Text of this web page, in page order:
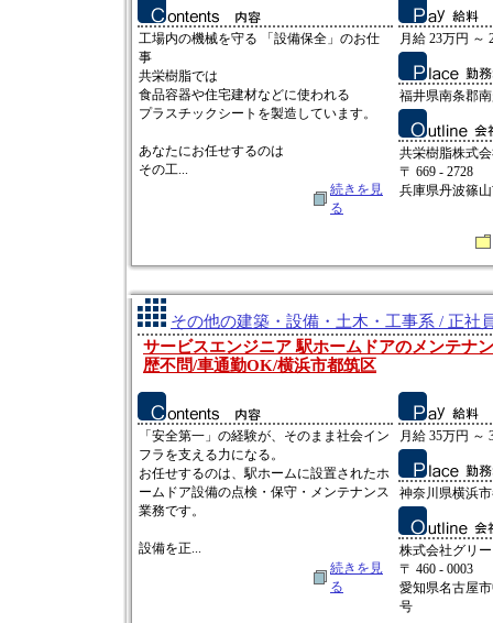
工場内の機械を守る 「設備保全」のお仕
事
共栄樹脂では
食品容器や住宅建材などに使われる
プラスチックシートを製造しています。
あなたにお任せするのは
その工...
続きを見
る
月給 23万円 ～
福井県南条郡
共栄樹脂株式
〒 669 - 2728
兵庫県丹波篠
その他の建築・設備・土木・工事系 / 正社
サービスエンジニア 駅ホームドアのメンテナ
歴不問/車通勤OK/横浜市都筑区
「安全第一」の経験が、そのまま社会イン
フラを支える力になる。
お任せするのは、駅ホームに設置されたホ
ームドア設備の点検・保守・メンテナンス
業務です。
設備を正...
続きを見
る
月給 35万円 ～
神奈川県横浜
株式会社グリ
〒 460 - 0003
愛知県名古屋
号